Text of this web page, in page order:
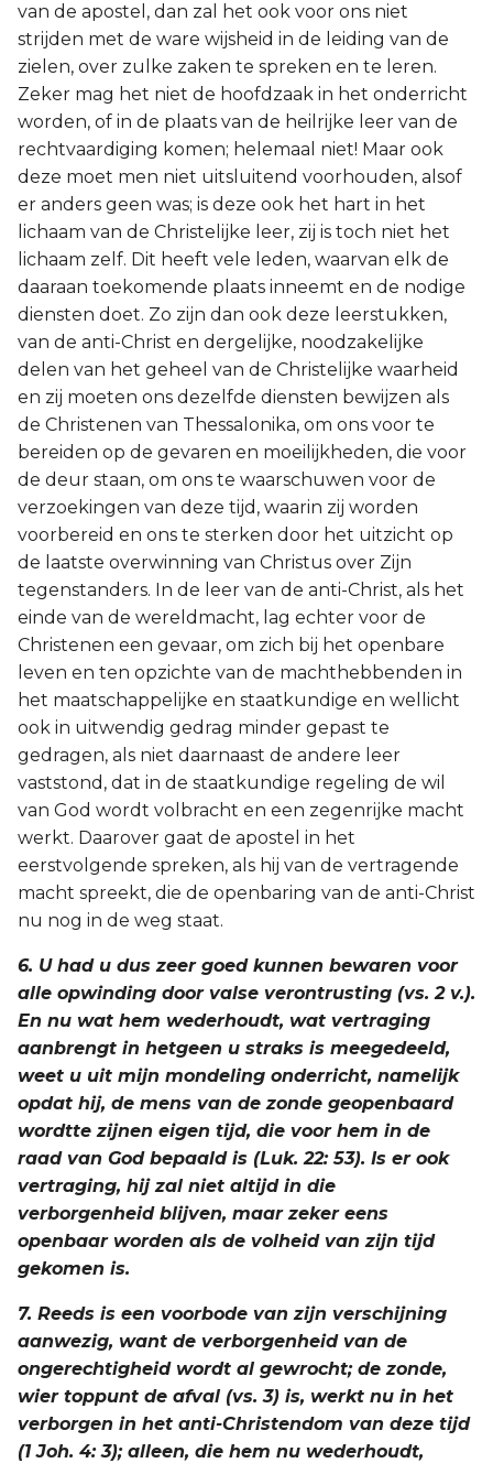
van de apostel, dan zal het ook voor ons niet
strijden met de ware wijsheid in de leiding van de
zielen, over zulke zaken te spreken en te leren.
Zeker mag het niet de hoofdzaak in het onderricht
worden, of in de plaats van de heilrijke leer van de
rechtvaardiging komen; helemaal niet! Maar ook
deze moet men niet uitsluitend voorhouden, alsof
er anders geen was; is deze ook het hart in het
lichaam van de Christelijke leer, zij is toch niet het
lichaam zelf. Dit heeft vele leden, waarvan elk de
daaraan toekomende plaats inneemt en de nodige
diensten doet. Zo zijn dan ook deze leerstukken,
van de anti-Christ en dergelijke, noodzakelijke
delen van het geheel van de Christelijke waarheid
en zij moeten ons dezelfde diensten bewijzen als
de Christenen van Thessalonika, om ons voor te
bereiden op de gevaren en moeilijkheden, die voor
de deur staan, om ons te waarschuwen voor de
verzoekingen van deze tijd, waarin zij worden
voorbereid en ons te sterken door het uitzicht op
de laatste overwinning van Christus over Zijn
tegenstanders. In de leer van de anti-Christ, als het
einde van de wereldmacht, lag echter voor de
Christenen een gevaar, om zich bij het openbare
leven en ten opzichte van de machthebbenden in
het maatschappelijke en staatkundige en wellicht
ook in uitwendig gedrag minder gepast te
gedragen, als niet daarnaast de andere leer
vaststond, dat in de staatkundige regeling de wil
van God wordt volbracht en een zegenrijke macht
werkt. Daarover gaat de apostel in het
eerstvolgende spreken, als hij van de vertragende
macht spreekt, die de openbaring van de anti-Christ
nu nog in de weg staat.
6. U had u dus zeer goed kunnen bewaren voor
alle opwinding door valse verontrusting (vs. 2 v.).
En nu wat hem wederhoudt, wat vertraging
aanbrengt in hetgeen u straks is meegedeeld,
weet u uit mijn mondeling onderricht, namelijk
opdat hij, de mens van de zonde geopenbaard
wordtte zijnen eigen tijd, die voor hem in de
raad van God bepaald is (Luk. 22: 53). Is er ook
vertraging, hij zal niet altijd in die
verborgenheid blijven, maar zeker eens
openbaar worden als de volheid van zijn tijd
gekomen is.
7. Reeds is een voorbode van zijn verschijning
aanwezig, want de verborgenheid van de
ongerechtigheid wordt al gewrocht; de zonde,
wier toppunt de afval (vs. 3) is, werkt nu in het
verborgen in het anti-Christendom van deze tijd
(1 Joh. 4: 3); alleen, die hem nu wederhoudt,